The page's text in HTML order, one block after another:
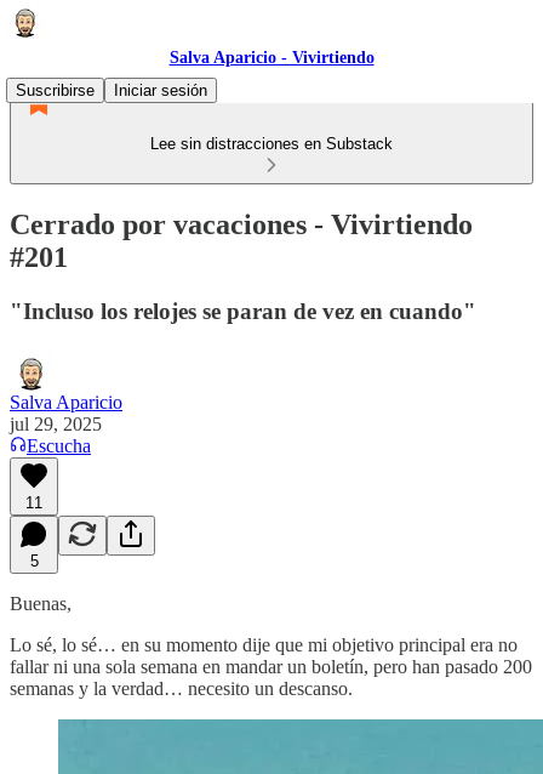
Salva Aparicio - Vivirtiendo
Suscribirse
Iniciar sesión
Lee sin distracciones en Substack
Cerrado por vacaciones - Vivirtiendo
#201
"Incluso los relojes se paran de vez en cuando"
Salva Aparicio
jul 29, 2025
Escucha
11
5
Buenas,
Lo sé, lo sé… en su momento dije que mi objetivo principal era no
fallar ni una sola semana en mandar un boletín, pero han pasado 200
semanas y la verdad… necesito un descanso.